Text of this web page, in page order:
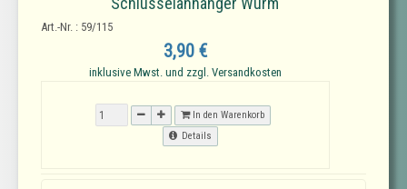
Art.-Nr. : 59/115
3,90 €
inklusive Mwst. und zzgl. Versandkosten
In den Warenkorb
Details